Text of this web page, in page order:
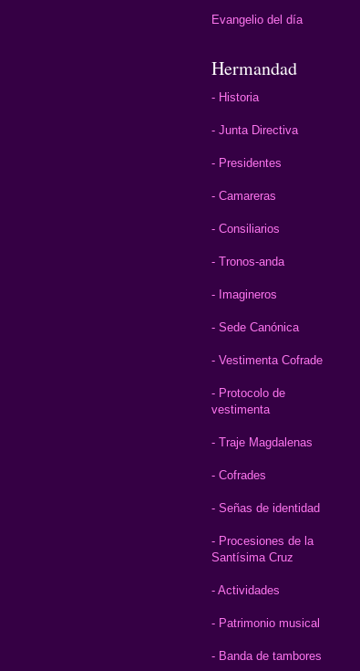
Evangelio del día
Hermandad
- Historia
- Junta Directiva
- Presidentes
- Camareras
- Consiliarios
- Tronos-anda
- Imagineros
- Sede Canónica
- Vestimenta Cofrade
- Protocolo de
vestimenta
- Traje Magdalenas
- Cofrades
- Señas de identidad
- Procesiones de la
Santísima Cruz
- Actividades
- Patrimonio musical
- Banda de tambores